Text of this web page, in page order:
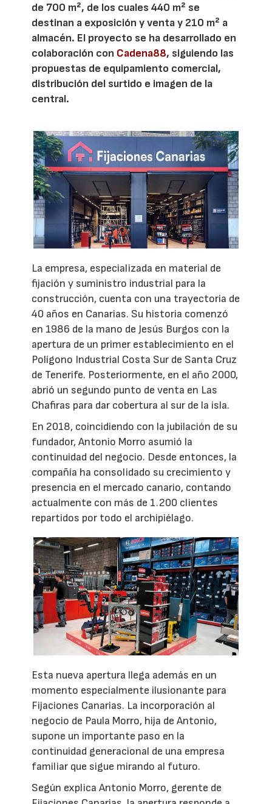
de 700 m², de los cuales 440 m² se
destinan a exposición y venta y 210 m² a
almacén. El proyecto se ha desarrollado en
colaboración con Cadena88, siguiendo las
propuestas de equipamiento comercial,
distribución del surtido e imagen de la
central.
La empresa, especializada en material de
fijación y suministro industrial para la
construcción, cuenta con una trayectoria de
40 años en Canarias. Su historia comenzó
en 1986 de la mano de Jesús Burgos con la
apertura de un primer establecimiento en el
Polígono Industrial Costa Sur de Santa Cruz
de Tenerife. Posteriormente, en el año 2000,
abrió un segundo punto de venta en Las
Chafiras para dar cobertura al sur de la isla.
En 2018, coincidiendo con la jubilación de su
fundador, Antonio Morro asumió la
continuidad del negocio. Desde entonces, la
compañía ha consolidado su crecimiento y
presencia en el mercado canario, contando
actualmente con más de 1.200 clientes
repartidos por todo el archipiélago.
Esta nueva apertura llega además en un
momento especialmente ilusionante para
Fijaciones Canarias. La incorporación al
negocio de Paula Morro, hija de Antonio,
supone un importante paso en la
continuidad generacional de una empresa
familiar que sigue mirando al futuro.
Según explica Antonio Morro, gerente de